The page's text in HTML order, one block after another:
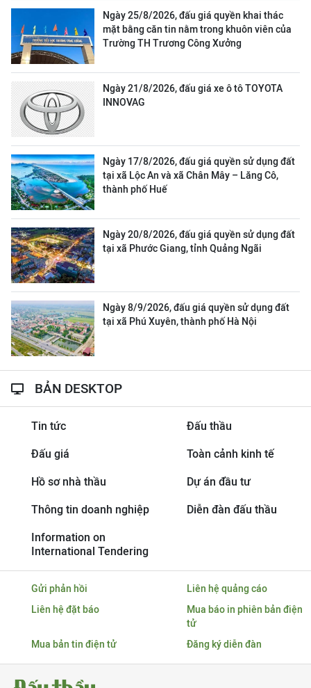
Ngày 25/8/2026, đấu giá quyền khai thác
mặt bằng căn tin nằm trong khuôn viên của
Trường TH Trương Công Xưởng
Ngày 21/8/2026, đấu giá xe ô tô TOYOTA
INNOVAG
Ngày 17/8/2026, đấu giá quyền sử dụng đất
tại xã Lộc An và xã Chân Mây – Lăng Cô,
thành phố Huế
Ngày 20/8/2026, đấu giá quyền sử dụng đất
tại xã Phước Giang, tỉnh Quảng Ngãi
Ngày 8/9/2026, đấu giá quyền sử dụng đất
tại xã Phú Xuyên, thành phố Hà Nội
BẢN DESKTOP
Tin tức Đấu thầu
Đấu giá Toàn cảnh kinh tế
Hồ sơ nhà thầu Dự án đầu tư
Thông tin doanh nghiệp Diễn đàn đấu thầu
Information on
International Tendering
Gửi phản hồi
Liên hệ quảng cáo
Liên hệ đặt báo
Mua báo in phiên bản điện
tử
Mua bản tin điện tử
Đăng ký diễn đàn